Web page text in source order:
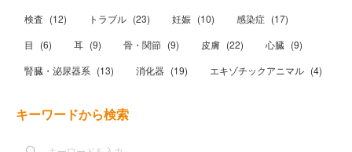
検査 (12) トラブル (23) 妊娠 (10) 感染症 (17)
目
(6) 耳 (9) 骨・関節 (9) 皮膚 (22) 心臓 (9)
腎臓・泌尿器系 (13) 消化器 (19) エキゾチックアニマル (4)
キーワードから検索